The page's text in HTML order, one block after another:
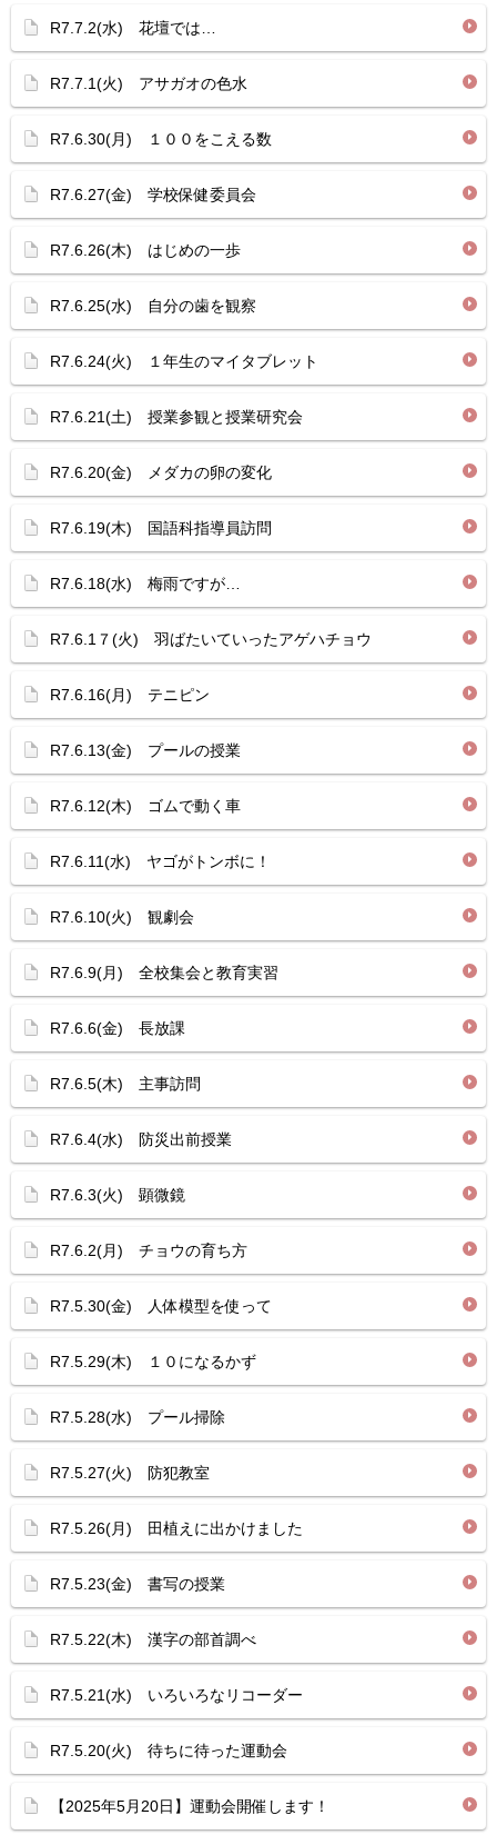
R7.7.2(水) 花壇では…
R7.7.1(火) アサガオの色水
R7.6.30(月) １００をこえる数
R7.6.27(金) 学校保健委員会
R7.6.26(木) はじめの一歩
R7.6.25(水) 自分の歯を観察
R7.6.24(火) １年生のマイタブレット
R7.6.21(土) 授業参観と授業研究会
R7.6.20(金) メダカの卵の変化
R7.6.19(木) 国語科指導員訪問
R7.6.18(水) 梅雨ですが…
R7.6.1７(火) 羽ばたいていったアゲハチョウ
R7.6.16(月) テニピン
R7.6.13(金) プールの授業
R7.6.12(木) ゴムで動く車
R7.6.11(水) ヤゴがトンボに！
R7.6.10(火) 観劇会
R7.6.9(月) 全校集会と教育実習
R7.6.6(金) 長放課
R7.6.5(木) 主事訪問
R7.6.4(水) 防災出前授業
R7.6.3(火) 顕微鏡
R7.6.2(月) チョウの育ち方
R7.5.30(金) 人体模型を使って
R7.5.29(木) １０になるかず
R7.5.28(水) プール掃除
R7.5.27(火) 防犯教室
R7.5.26(月) 田植えに出かけました
R7.5.23(金) 書写の授業
R7.5.22(木) 漢字の部首調べ
R7.5.21(水) いろいろなリコーダー
R7.5.20(火) 待ちに待った運動会
【2025年5月20日】運動会開催します！